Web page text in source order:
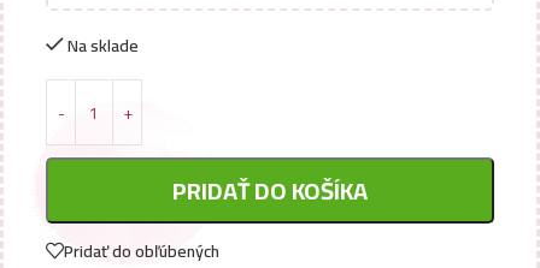
Na sklade
PRIDAŤ DO KOŠÍKA
Pridať do obľúbených